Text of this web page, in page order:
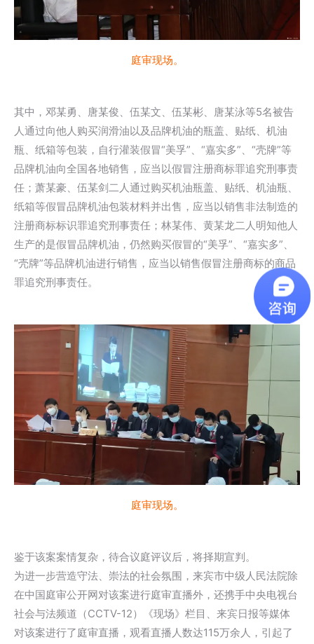
庭审现场。
其中，邓某勇、唐某俊、伍某文、伍某彬、唐某泳等5名被告
人通过向他人购买润滑油以及品牌机油的瓶盖、贴纸、机油
瓶、纸箱等包装，自行灌装假冒“美孚”、“嘉实多”、“壳牌”等
品牌机油向全国各地销售，应当以假冒注册商标罪追究刑事责
任；萧某豪、伍某剑二人通过购买机油瓶盖、贴纸、机油瓶、
纸箱等假冒品牌机油包装材料并出售，应当以销售非法制造的
注册商标标识罪追究刑事责任；林某伟、黄某龙二人明知他人
生产的是假冒品牌机油，仍然购买假冒的“美孚”、“嘉实多”、
“壳牌”等品牌机油进行销售，应当以销售假冒注册商标的商品
罪追究刑事责任。
庭审现场。
鉴于该案案情复杂，待合议庭评议后，将择期宣判。
为进一步营造守法、崇法的社会氛围，来宾市中级人民法院除
在中国庭审公开网对该案进行庭审直播外，还携手中央电视台
社会与法频道（CCTV-12）《现场》栏目、来宾日报等媒体
对该案进行了庭审直播，观看直播人数达115万余人，引起了